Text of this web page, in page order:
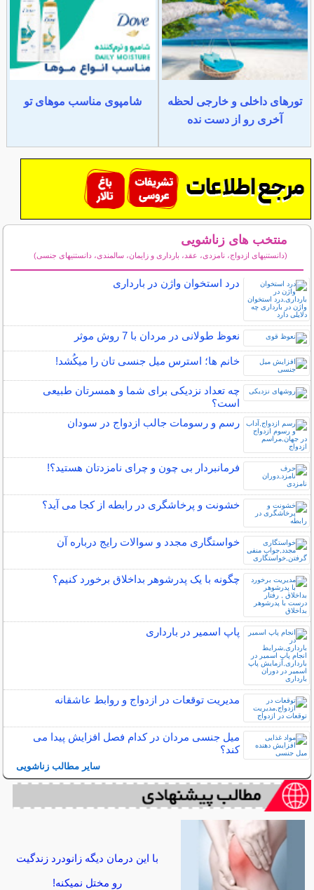
تورهای داخلی و خارجی لحظه
آخری رو از دست نده
شامپوی مناسب موهای تو
منتخب های زناشویی
(دانستنیهای ازدواج، نامزدی، عقد، بارداری و زایمان، سالمندی، دانستنیهای جنسی)
درد استخوان واژن در بارداری
نعوظ طولانی در مردان با 7 روش موثر
خانم ها؛ استرس میل جنسی تان را میکُشد!
چه تعداد نزدیکی برای شما و همسرتان طبیعی
است؟
رسم و رسومات جالب ازدواج در سودان
فرمانبردار بی چون و چرای نامزدتان هستید؟!
خشونت و پرخاشگری در رابطه از کجا می آید؟
خواستگاری مجدد و سوالات رایج درباره آن
چگونه با یک پدرشوهر بداخلاق برخورد کنیم؟
پاپ اسمیر در بارداری
مدیریت توقعات در ازدواج و روابط عاشقانه
میل جنسی مردان در کدام فصل افزایش پیدا می
کند؟
سایر مطالب زناشویی
با این درمان دیگه زانودرد زندگیت
رو مختل نمیکنه!